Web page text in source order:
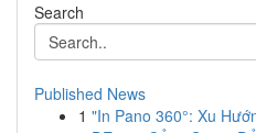
Search
Published News
1 "In Pano 360°: Xu